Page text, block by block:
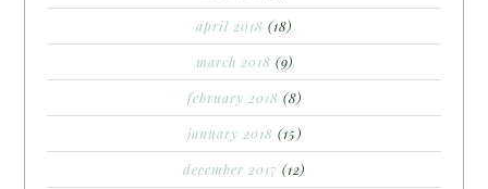
april 2018 (18)
march 2018 (9)
february 2018 (8)
january 2018 (15)
december 2017 (12)